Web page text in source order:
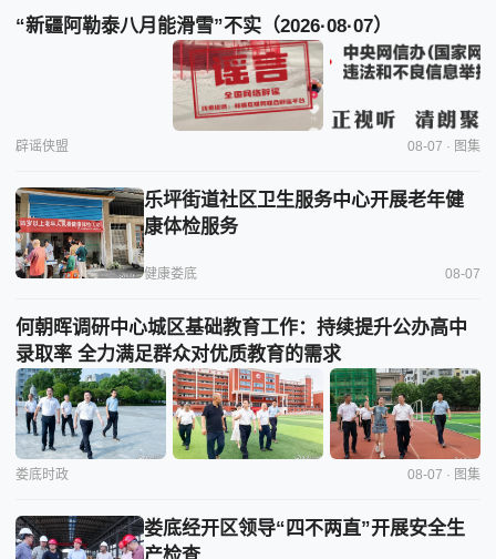
“新疆阿勒泰八月能滑雪”不实（2026·08·07）
辟谣侠盟 08-07 · 图集
乐坪街道社区卫生服务中心开展老年健
康体检服务
健康娄底 08-07
何朝晖调研中心城区基础教育工作：持续提升公办高中
录取率 全力满足群众对优质教育的需求
娄底时政 08-07 · 图集
娄底经开区领导“四不两直”开展安全生